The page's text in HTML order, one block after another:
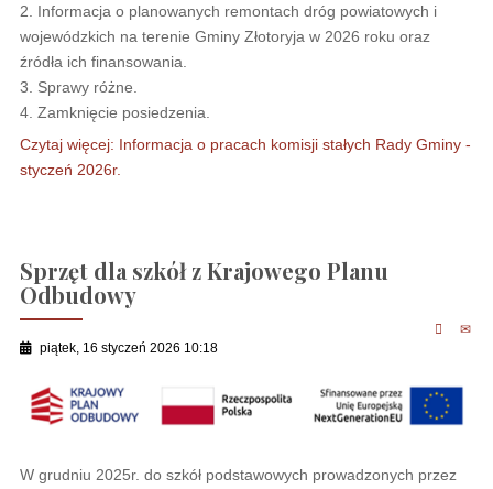
2. Informacja o planowanych remontach dróg powiatowych i
wojewódzkich na terenie Gminy Złotoryja w 2026 roku oraz
źródła ich finansowania.
3. Sprawy różne.
4. Zamknięcie posiedzenia.
Czytaj więcej: Informacja o pracach komisji stałych Rady Gminy -
styczeń 2026r.
Sprzęt dla szkół z Krajowego Planu
Odbudowy
piątek, 16 styczeń 2026 10:18
W grudniu 2025r. do szkół podstawowych prowadzonych przez